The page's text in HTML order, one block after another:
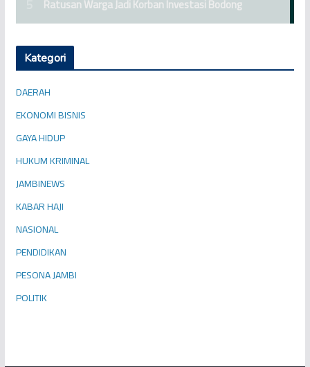
Kategori
DAERAH
EKONOMI BISNIS
GAYA HIDUP
HUKUM KRIMINAL
JAMBINEWS
KABAR HAJI
NASIONAL
PENDIDIKAN
PESONA JAMBI
POLITIK